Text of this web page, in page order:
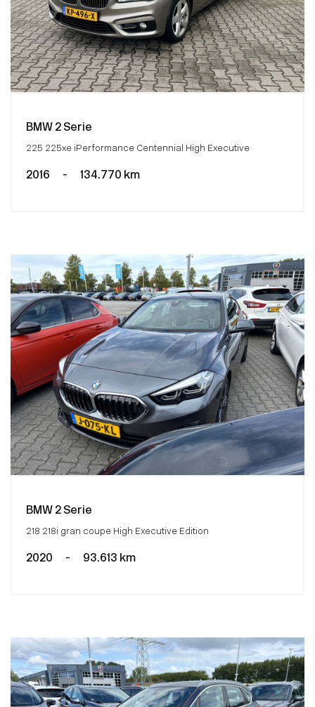
BMW 2 Serie
225 225xe iPerformance Centennial High Executive
2016 - 134.770 km
BMW 2 Serie
218 218i gran coupe High Executive Edition
2020 - 93.613 km